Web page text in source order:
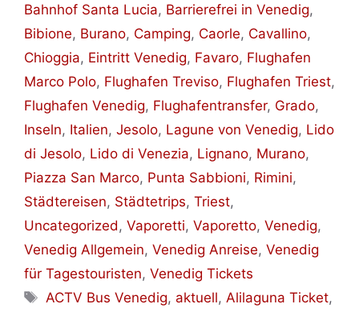
Bahnhof Santa Lucia, Barrierefrei in Venedig,
Bibione, Burano, Camping, Caorle, Cavallino,
Chioggia, Eintritt Venedig, Favaro, Flughafen
Marco Polo, Flughafen Treviso, Flughafen Triest,
Flughafen Venedig, Flughafentransfer, Grado,
Inseln, Italien, Jesolo, Lagune von Venedig, Lido
di Jesolo, Lido di Venezia, Lignano, Murano,
Piazza San Marco, Punta Sabbioni, Rimini,
Städtereisen, Städtetrips, Triest,
Uncategorized , Vaporetti, Vaporetto, Venedig,
Venedig Allgemein, Venedig Anreise, Venedig
für Tagestouristen, Venedig Tickets
Schlagwörter
ACTV Bus Venedig, aktuell, Alilaguna Ticket,